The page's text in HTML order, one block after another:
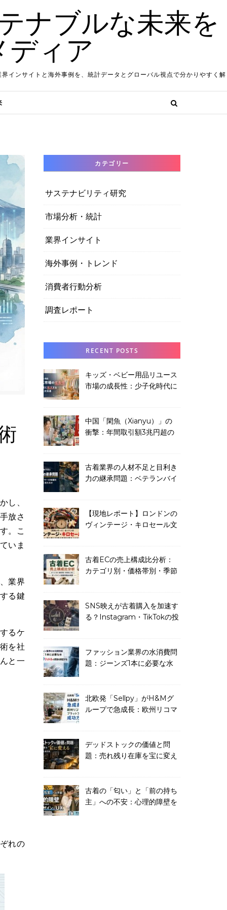
ナブルな未来を
ディア
インサイトと海外事例を、統計データとグローバル視点で分かりやすく解
放さ
。こ
いま
業界
る鍵
るケ
を社
と一
れの
カテゴリー
サステナビリティ研究
市場分析・統計
業界インサイト
海外事例・トレンド
消費者行動分析
調査レポート
RECENT POSTS
キッズ・ベビー用品リユース
市場の成長性：少子化時代に
中国「閑魚（Xianyu）」の
衝撃：年間取引額3兆円超の
古着業界の人材不足と目利き
力の継承問題：ベテランバイ
【現地レポート】ロンドンの
ヴィンテージ・キロセール文
古着ECの売上構成比分析：
カテゴリ別・価格帯別・季節
SNS映えが古着購入を加速す
る？Instagram・TikTokの投
ファッション業界の水消費問
題：ジーンズ1本に必要な水
北欧発「Sellpy」がH&Mグ
ループで急成長：欧州リコマ
デッドストックの価値と問
題：売れ残り在庫を宝に変え
古着の「匂い」と「前の持ち
主」への不安：心理的障壁を